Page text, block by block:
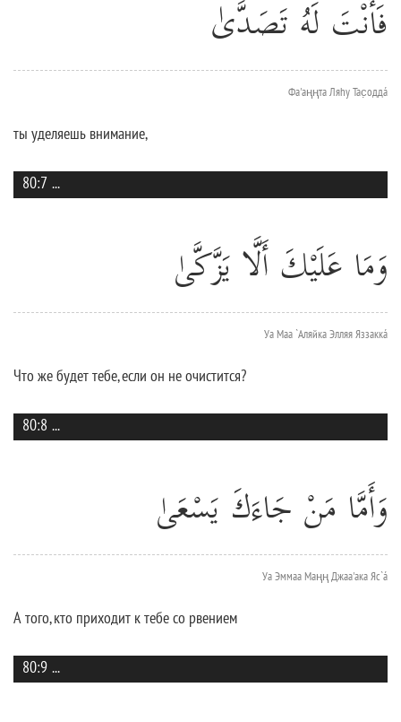
فَأَنْتَ لَهُ تَصَدَّىٰ
Фа'аңңта Ляhу Тас̣оддá
ты уделяешь внимание,
80:7 ...
وَمَا عَلَيْكَ أَلَّا يَزَّكَّىٰ
Уа Маа `Аляйка Элляя Яззаккá
Что же будет тебе, если он не очистится?
80:8 ...
وَأَمَّا مَنْ جَاءَكَ يَسْعَىٰ
Уа Эммаа Маңң Джаа'ака Яс`á
А того, кто приходит к тебе со рвением
80:9 ...